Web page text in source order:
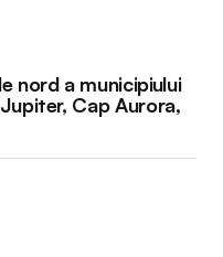
nord a municipiului
Cap Aurora,